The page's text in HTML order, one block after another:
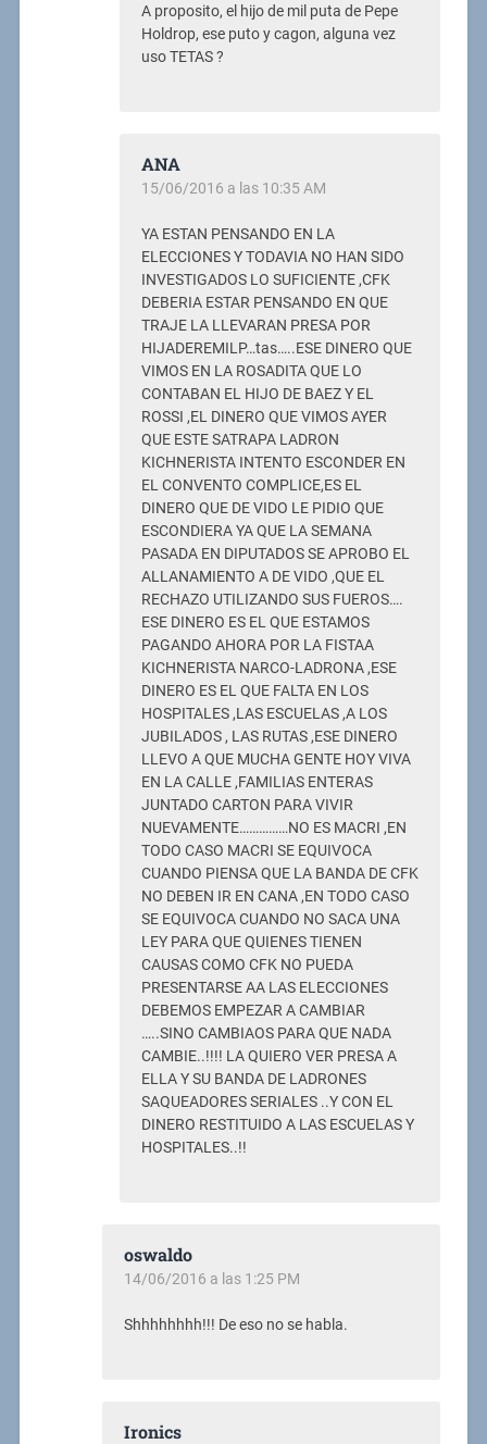
A proposito, el hijo de mil puta de Pepe
Holdrop, ese puto y cagon, alguna vez
uso TETAS ?
ANA
15/06/2016 a las 10:35 AM
YA ESTAN PENSANDO EN LA
ELECCIONES Y TODAVIA NO HAN SIDO
INVESTIGADOS LO SUFICIENTE ,CFK
DEBERIA ESTAR PENSANDO EN QUE
TRAJE LA LLEVARAN PRESA POR
HIJADEREMILP…tas…..ESE DINERO QUE
VIMOS EN LA ROSADITA QUE LO
CONTABAN EL HIJO DE BAEZ Y EL
ROSSI ,EL DINERO QUE VIMOS AYER
QUE ESTE SATRAPA LADRON
KICHNERISTA INTENTO ESCONDER EN
EL CONVENTO COMPLICE,ES EL
DINERO QUE DE VIDO LE PIDIO QUE
ESCONDIERA YA QUE LA SEMANA
PASADA EN DIPUTADOS SE APROBO EL
ALLANAMIENTO A DE VIDO ,QUE EL
RECHAZO UTILIZANDO SUS FUEROS….
ESE DINERO ES EL QUE ESTAMOS
PAGANDO AHORA POR LA FISTAA
KICHNERISTA NARCO-LADRONA ,ESE
DINERO ES EL QUE FALTA EN LOS
HOSPITALES ,LAS ESCUELAS ,A LOS
JUBILADOS , LAS RUTAS ,ESE DINERO
LLEVO A QUE MUCHA GENTE HOY VIVA
EN LA CALLE ,FAMILIAS ENTERAS
JUNTADO CARTON PARA VIVIR
NUEVAMENTE……………NO ES MACRI ,EN
TODO CASO MACRI SE EQUIVOCA
CUANDO PIENSA QUE LA BANDA DE CFK
NO DEBEN IR EN CANA ,EN TODO CASO
SE EQUIVOCA CUANDO NO SACA UNA
LEY PARA QUE QUIENES TIENEN
CAUSAS COMO CFK NO PUEDA
PRESENTARSE AA LAS ELECCIONES
DEBEMOS EMPEZAR A CAMBIAR
…..SINO CAMBIAOS PARA QUE NADA
CAMBIE..!!!! LA QUIERO VER PRESA A
ELLA Y SU BANDA DE LADRONES
SAQUEADORES SERIALES ..Y CON EL
DINERO RESTITUIDO A LAS ESCUELAS Y
HOSPITALES..!!
oswaldo
14/06/2016 a las 1:25 PM
Shhhhhhhh!!! De eso no se habla.
Ironics